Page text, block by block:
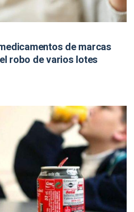
de marcas
robo de varios lotes